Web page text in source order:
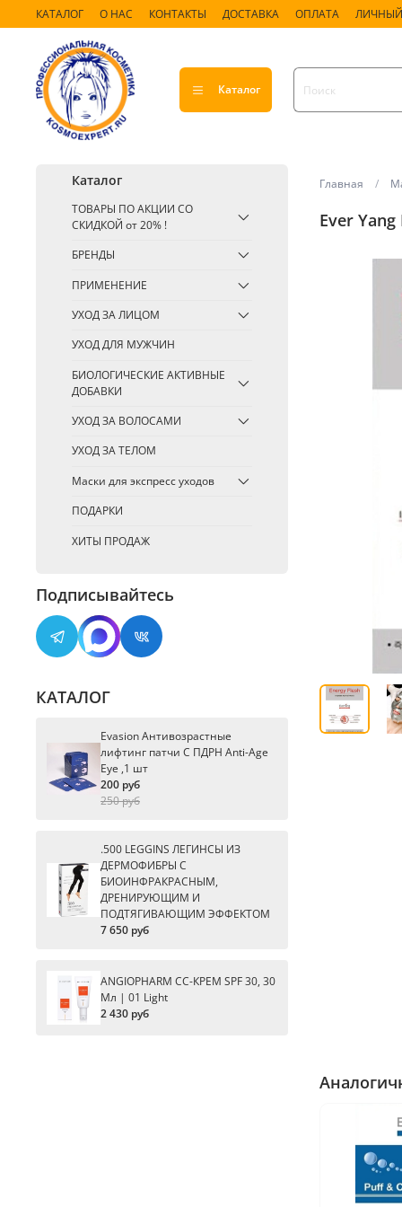
КАТАЛОГ О НАС КОНТАКТЫ ДОСТАВКА ОПЛАТА
Каталог
Главная
Ever
Каталог
ТОВАРЫ ПО АКЦИИ СО
СКИДКОЙ от 20% !
БРЕНДЫ
ПРИМЕНЕНИЕ
УХОД ЗА ЛИЦОМ
УХОД ДЛЯ МУЖЧИН
БИОЛОГИЧЕСКИЕ АКТИВНЫЕ
ДОБАВКИ
УХОД ЗА ВОЛОСАМИ
УХОД ЗА ТЕЛОМ
Маски для экспресс уходов
ПОДАРКИ
ХИТЫ ПРОДАЖ
Подписывайтесь
КАТАЛОГ
Evasion Антивозрастные
лифтинг патчи С ПДРН Anti-Age
Eye ,1 шт
200 руб
250 руб
.500 LEGGINS ЛЕГИНСЫ ИЗ
ДЕРМОФИБРЫ С
БИОИНФРАКРАСНЫМ,
ДРЕНИРУЮЩИМ И
ПОДТЯГИВАЮЩИМ ЭФФЕКТОМ
7 650 руб
ANGIOPHARM CC-КРЕМ SPF 30, 30
Мл | 01 Light
2 430 руб